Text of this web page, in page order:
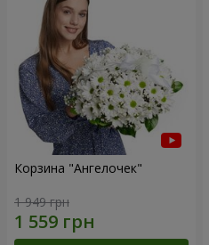
Корзина "Ангелочек"
1 949 грн